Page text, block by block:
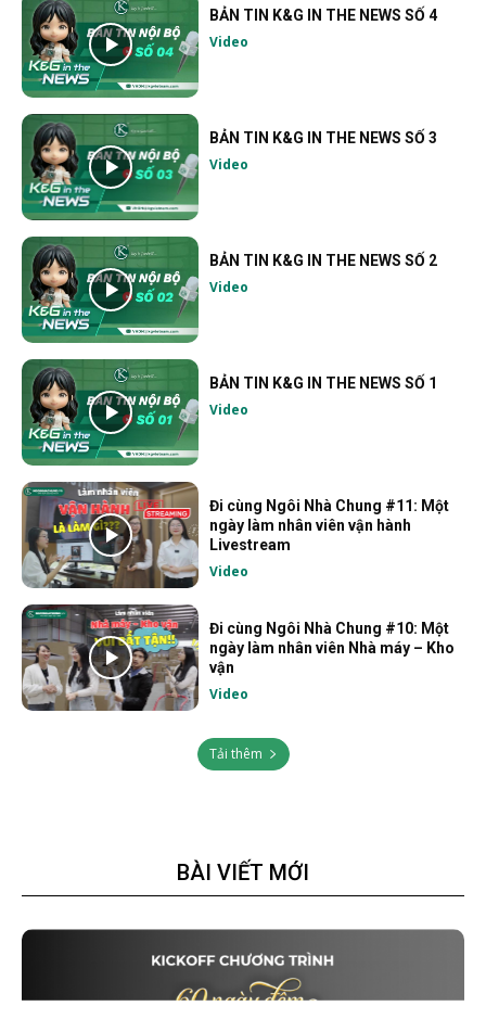
BẢN TIN K&G IN THE NEWS SỐ 4
Video
BẢN TIN K&G IN THE NEWS SỐ 3
Video
BẢN TIN K&G IN THE NEWS SỐ 2
Video
BẢN TIN K&G IN THE NEWS SỐ 1
Video
Đi cùng Ngôi Nhà Chung #11: Một
ngày làm nhân viên vận hành
Livestream
Video
Đi cùng Ngôi Nhà Chung #10: Một
ngày làm nhân viên Nhà máy – Kho
vận
Video
Tải thêm
BÀI VIẾT MỚI